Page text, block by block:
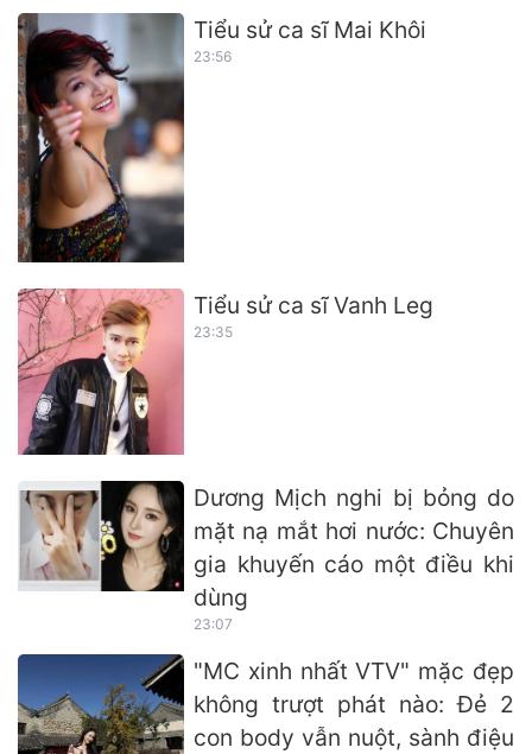
Tiểu sử ca sĩ Mai Khôi
23:56
Tiểu sử ca sĩ Vanh Leg
23:35
Dương Mịch nghi bị bỏng do
mặt nạ mắt hơi nước: Chuyên
gia khuyến cáo một điều khi
dùng
23:07
"MC xinh nhất VTV" mặc đẹp
không trượt phát nào: Đẻ 2
con body vẫn nuột, sành điệu